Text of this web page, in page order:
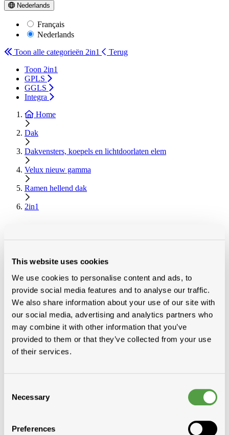
This website uses cookies
We use cookies to personalise content and ads, to
provide social media features and to analyse our traffic.
We also share information about your use of our site with
our social media, advertising and analytics partners who
may combine it with other information that you’ve
provided to them or that they’ve collected from your use
of their services.
Selection
Necessary
Preferences
Nederlands
Français
Nederlands
Toon alle categorieën 2in1
Terug
Toon 2in1
GPLS
GGLS
Integra
Home
Dak
Dakvensters, koepels en lichtdoorlaten elem
Velux nieuw gamma
Ramen hellend dak
2in1
Categorieën
Pannen gebakken aarde
Platte daken
Dakvensters, koepels en lichtdoorlaten elem
Velux oud gamma
Velux nieuw gamma
Ramen hellend dak
GGL
GGU
GPL
GPLS
Gevelelementen, vast glaselementen